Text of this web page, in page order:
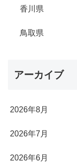
香川県
鳥取県
アーカイブ
2026年8月
2026年7月
2026年6月